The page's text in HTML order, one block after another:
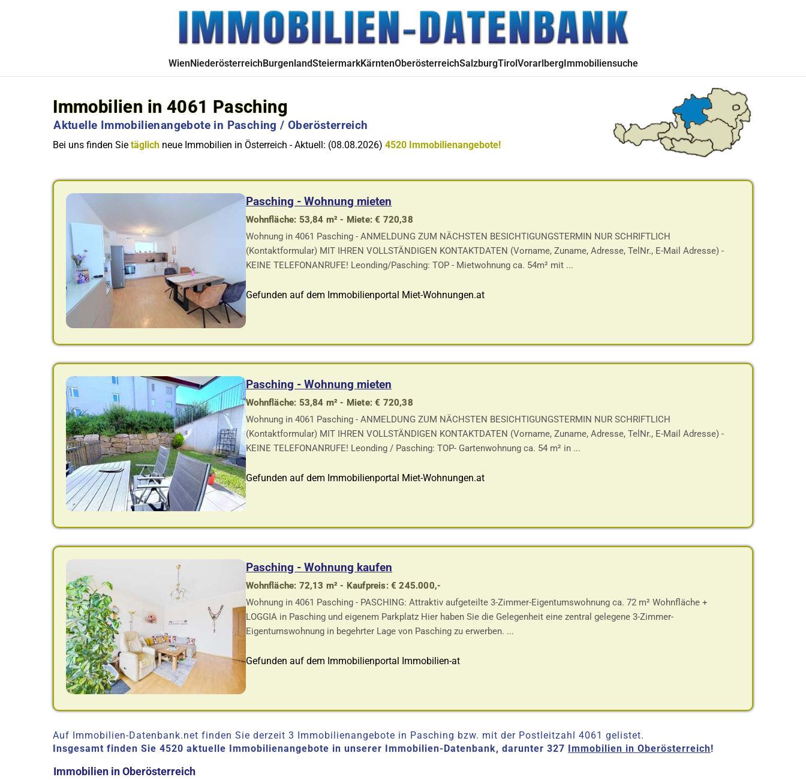
WienNiederösterreichBurgenlandSteiermarkKärntenOberösterreichSalzburgTirolVorarlbergImmobiliensuche
Immobilien in 4061 Pasching
Aktuelle Immobilienangebote in Pasching / Oberösterreich
Bei uns finden Sietäglich neue Immobilien in Österreich - Aktuell: (08.08.2026)4520 Immobilienangebote!
Pasching - Wohnung mieten
Wohnfläche: 53,84 m² - Miete: € 720,38
Wohnung in 4061 Pasching - ANMELDUNG ZUM NÄCHSTEN BESICHTIGUNGSTERMIN NUR SCHRIFTLICH
(Kontaktformular) MIT IHREN VOLLSTÄNDIGEN KONTAKTDATEN (Vorname, Zuname, Adresse, TelNr., E-Mail Adresse) -
KEINE TELEFONANRUFE! Leonding/Pasching: TOP - Mietwohnung ca. 54m² mit ...
Gefunden auf dem Immobilienportal Miet-Wohnungen.at
Pasching - Wohnung mieten
Wohnfläche: 53,84 m² - Miete: € 720,38
Wohnung in 4061 Pasching - ANMELDUNG ZUM NÄCHSTEN BESICHTIGUNGSTERMIN NUR SCHRIFTLICH
(Kontaktformular) MIT IHREN VOLLSTÄNDIGEN KONTAKTDATEN (Vorname, Zuname, Adresse, TelNr., E-Mail Adresse) -
KEINE TELEFONANRUFE! Leonding / Pasching: TOP- Gartenwohnung ca. 54 m² in ...
Gefunden auf dem Immobilienportal Miet-Wohnungen.at
Pasching - Wohnung kaufen
Wohnfläche: 72,13 m² - Kaufpreis: € 245.000,-
Wohnung in 4061 Pasching - PASCHING: Attraktiv aufgeteilte 3-Zimmer-Eigentumswohnung ca. 72 m² Wohnfläche +
LOGGIA in Pasching und eigenem Parkplatz Hier haben Sie die Gelegenheit eine zentral gelegene 3-Zimmer-
Eigentumswohnung in begehrter Lage von Pasching zu erwerben. ...
Gefunden auf dem Immobilienportal Immobilien-at
Auf Immobilien-Datenbank.net finden Sie derzeit 3 Immobilienangebote in Pasching bzw. mit der Postleitzahl 4061 gelistet.
Insgesamt finden Sie 4520 aktuelle Immobilienangebote in unserer Immobilien-Datenbank, darunter 327
Immobilien in Oberösterreich!
Immobilien in Oberösterreich